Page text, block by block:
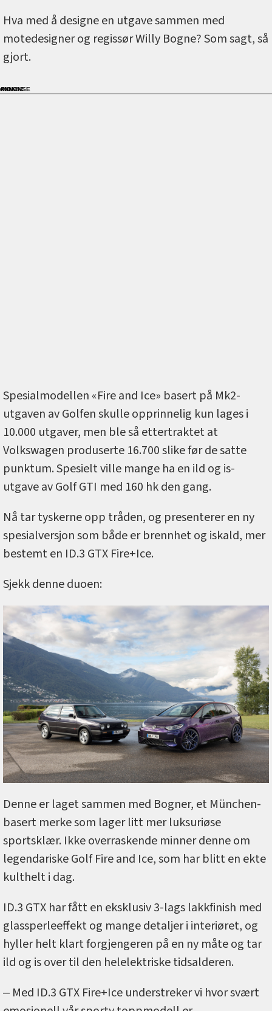
Hva med å designe en utgave sammen med
motedesigner og regissør Willy Bogne? Som sagt, så
gjort.
Spesialmodellen «Fire and Ice» basert på Mk2-
utgaven av Golfen skulle opprinnelig kun lages i
10.000 utgaver, men ble så ettertraktet at
Volkswagen produserte 16.700 slike før de satte
punktum. Spesielt ville mange ha en ild og is-
utgave av Golf GTI med 160 hk den gang.
Nå tar tyskerne opp tråden, og presenterer en ny
spesialversjon som både er brennhet og iskald, mer
bestemt en ID.3 GTX Fire+Ice.
Sjekk denne duoen:
Denne er laget sammen med Bogner, et München-
basert merke som lager litt mer luksuriøse
sportsklær. Ikke overraskende minner denne om
legendariske Golf Fire and Ice, som har blitt en ekte
kulthelt i dag.
ID.3 GTX har fått en eksklusiv 3-lags lakkfinish med
glassperleeffekt og mange detaljer i interiøret, og
hyller helt klart forgjengeren på en ny måte og tar
ild og is over til den helelektriske tidsalderen.
‒ Med ID.3 GTX Fire+Ice understreker vi hvor svært